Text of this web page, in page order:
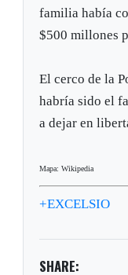
familia había
$500 millones
El cerco de la
habría sido el
a dejar en
Mapa: Wikipedia
+EXCELSIO
SHARE: